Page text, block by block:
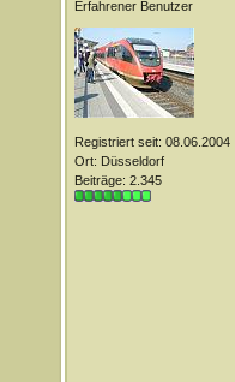
Erfahrener Benutzer
Registriert seit: 08.06.2004
Ort: Düsseldorf
Beiträge: 2.345